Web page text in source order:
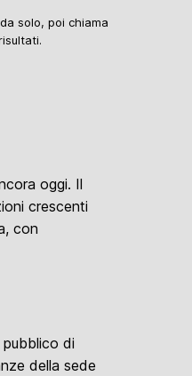
solo, poi chiama
oggi. Il
crescenti
con
di
della sede